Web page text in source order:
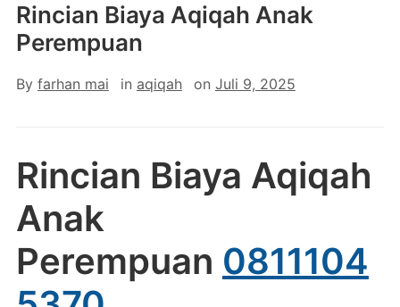
Rincian Biaya Aqiqah Anak
Perempuan
By farhan mai in aqiqah on Juli 9, 2025
Rincian Biaya Aqiqah
Anak
Perempuan 0811104